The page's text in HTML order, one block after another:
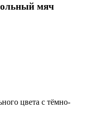
мяч
цвета с тёмно-